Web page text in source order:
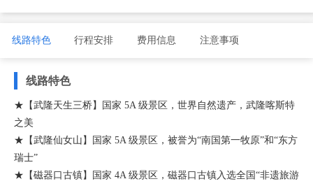
线路特色 行程安排 费用信息 注意事项
线路特色
★【武隆天生三桥】国家 5A 级景区，世界自然遗产，武隆喀斯特
之美
★【武隆仙女山】国家 5A 级景区，被誉为“南国第一牧原”和“东方
瑞士”
★【磁器口古镇】国家 4A 级景区，磁器口古镇入选全国“非遗旅游